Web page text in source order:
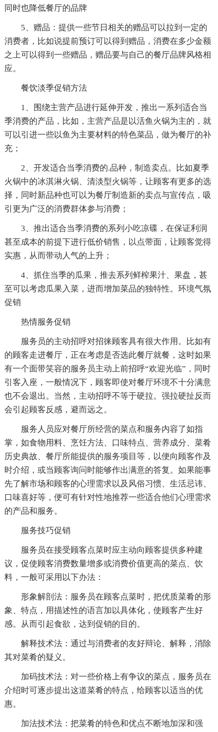
同时也降低餐厅的品牌
5、赠品：提供一些节日相关的赠品可以拉到一定的
消费者，比如说提前预订可以得到赠品，消费在多少金额
之上可以得到一些赠品，赠品要与自己的餐厅品牌风格相
应。
餐饮淡季促销方法
1、围绕主营产品进行延伸开发，推出一系列适合当
季消费的产品，比如，主营产品是以活鱼火锅为主的，就
可以引进一些以鱼为主要材料的特色菜品，做为餐厅的补
充；
2、开发适合当季消费的.品种，制造卖点。比如夏季
火锅中的冰淇淋火锅、清淡型火锅等，让顾客有更多的选
择，同时新品种也可以为餐厅制造新的卖点与宣传点，吸
引更为广泛的消费群体参与消费；
3、推出适合当季消费的系列小吃凉碟，在保证利润
甚至成本的前提下进行低价销售，以点带面，让顾客觉得
实惠，从而带动人气的上升；
4、抓住当季的瓜果，推去系列鲜榨果汁、果盘，甚
至可以考虑瓜果入菜，进而增加菜品的独特性。环境气氛
促销
热情服务促销
服务员的主动招呼对招徕顾客具有很大作用。比如有
的顾客走进餐厅，正在考虑是否选此餐厅就餐，这时如果
有一个面带笑容的服务员主动上前招呼“欢迎光临”，同时
引客入座，一般情况下，顾客即使对餐厅环境不十分满意
也不会退出。当然，主动招呼不等于硬拉。强拉硬扯反而
会引起顾客反感，避而远之。
服务人员应对餐厅所经营的菜点和服务内容了如指
掌，如食物用料、烹饪方法、口味特点、营养成分、菜肴
历史典故、餐厅所能提供的服务项目等，以便向顾客作及
时介绍，或当顾客询问时能够作出满意的答复。如果能事
先了解市场和顾客的心理需求以及风俗习惯、生活忌讳、
口味喜好等，便可有针对性地推荐一些适合他们心理需求
的产品和服务。
服务技巧促销
服务员在接受顾客点菜时应主动向顾客提供多种建
议，促使顾客消费数量增多或消费价值更高的菜点、饮
料，一般可采用以下办法：
形象解剖法：服务员在顾客点菜时，把优质菜肴的形
象、特点，用描述性的语言加以具体化，使顾客产生好
感。从而引起食欲，达到促销的目的。
解释技术法：通过与消费者的友好辩论、解释，消除
其对菜肴的疑义。
加码技术法：对一些价格上有争议的菜点，服务员在
介绍时可逐步提出这道菜肴的特点，给顾客以适当的优
惠。
加法技术法：把菜肴的特色和优点不断地加深和强